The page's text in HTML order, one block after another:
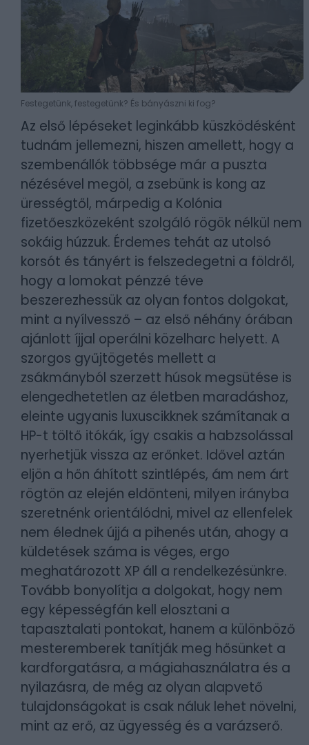
Festegetünk, festegetünk? És bányászni ki fog?
Az első lépéseket leginkább küszködésként
tudnám jellemezni, hiszen amellett, hogy a
szembenállók többsége már a puszta
nézésével megöl, a zsebünk is kong az
ürességtől, márpedig a Kolónia
fizetőeszközeként szolgáló rögök nélkül nem
sokáig húzzuk. Érdemes tehát az utolsó
korsót és tányért is felszedegetni a földről,
hogy a lomokat pénzzé téve
beszerezhessük az olyan fontos dolgokat,
mint a nyílvessző – az első néhány órában
ajánlott íjjal operálni közelharc helyett. A
szorgos gyűjtögetés mellett a
zsákmányból szerzett húsok megsütése is
elengedhetetlen az életben maradáshoz,
eleinte ugyanis luxuscikknek számítanak a
HP-t töltő itókák, így csakis a habzsolással
nyerhetjük vissza az erőnket. Idővel aztán
eljön a hőn áhított szintlépés, ám nem árt
rögtön az elején eldönteni, milyen irányba
szeretnénk orientálódni, mivel az ellenfelek
nem élednek újjá a pihenés után, ahogy a
küldetések száma is véges, ergo
meghatározott XP áll a rendelkezésünkre.
Tovább bonyolítja a dolgokat, hogy nem
egy képességfán kell elosztani a
tapasztalati pontokat, hanem a különböző
mesteremberek tanítják meg hősünket a
kardforgatásra, a mágiahasználatra és a
nyilazásra, de még az olyan alapvető
tulajdonságokat is csak náluk lehet növelni,
mint az erő, az ügyesség és a varázserő.